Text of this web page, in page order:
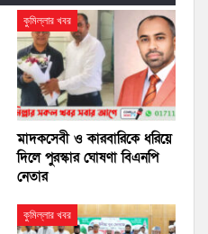
কুমিল্লার খবর
মাদকসেবী ও কারবারিকে ধরিয়ে
দিলে পুরস্কার ঘোষণা বিএনপি
নেতার
কুমিল্লার খবর